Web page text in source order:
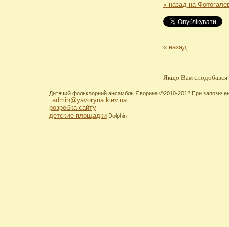
« назад на
« назад
Якщо Вам сподобався
Дитячий фольклорний ансамбль Яворина ©2010-2012 При
admin@yavoryna.kiev.ua
розробка сайту
детские площадки Dolphin